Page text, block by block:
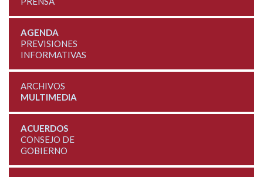
AGENDA
PREVISIONES
INFORMATIVAS
ARCHIVOS
MULTIMEDIA
ACUERDOS
CONSEJO DE
GOBIERNO